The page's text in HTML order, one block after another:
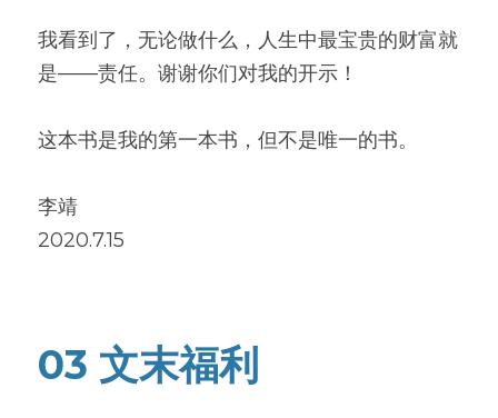
我看到了，无论做什么，人生中最宝贵的财富就
是——责任。谢谢你们对我的开示！
这本书是我的第一本书，但不是唯一的书。
李靖
2020.7.15
03 文末福利